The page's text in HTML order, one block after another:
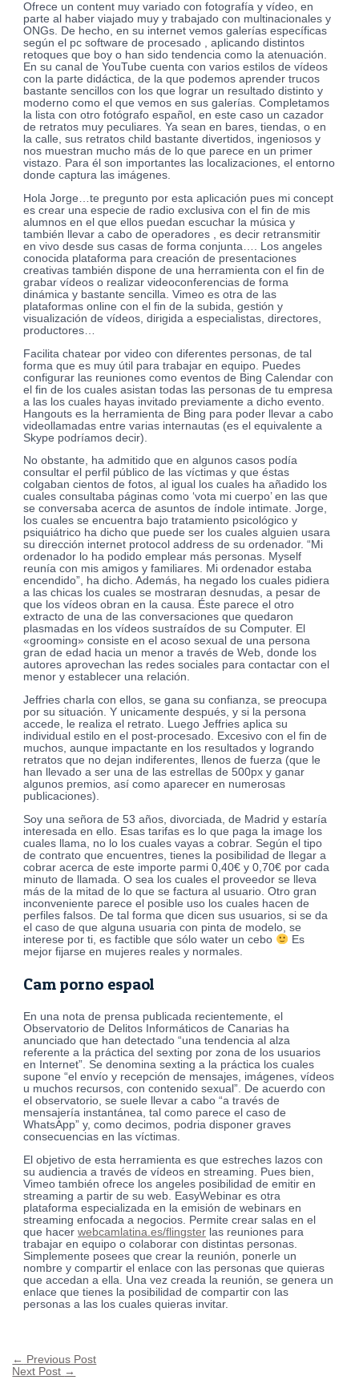
Ofrece un content muy variado con fotografía y vídeo, en
parte al haber viajado muy y trabajado con multinacionales y
ONGs. De hecho, en su internet vemos galerías específicas
según el pc software de procesado , aplicando distintos
retoques que boy o han sido tendencia como la atenuación.
En su canal de YouTube cuenta con varios estilos de vídeos
con la parte didáctica, de la que podemos aprender trucos
bastante sencillos con los que lograr un resultado distinto y
moderno como el que vemos en sus galerías. Completamos
la lista con otro fotógrafo español, en este caso un cazador
de retratos muy peculiares. Ya sean en bares, tiendas, o en
la calle, sus retratos child bastante divertidos, ingeniosos y
nos muestran mucho más de lo que parece en un primer
vistazo. Para él son importantes las localizaciones, el entorno
donde captura las imágenes.
Hola Jorge…te pregunto por esta aplicación pues mi concept
es crear una especie de radio exclusiva con el fin de mis
alumnos en el que ellos puedan escuchar la música y
también llevar a cabo de operadores , es decir retransmitir
en vivo desde sus casas de forma conjunta…. Los angeles
conocida plataforma para creación de presentaciones
creativas también dispone de una herramienta con el fin de
grabar vídeos o realizar videoconferencias de forma
dinámica y bastante sencilla. Vimeo es otra de las
plataformas online con el fin de la subida, gestión y
visualización de vídeos, dirigida a especialistas, directores,
productores…
Facilita chatear por video con diferentes personas, de tal
forma que es muy útil para trabajar en equipo. Puedes
configurar las reuniones como eventos de Bing Calendar con
el fin de los cuales asistan todas las personas de tu empresa
a las los cuales hayas invitado previamente a dicho evento.
Hangouts es la herramienta de Bing para poder llevar a cabo
videollamadas entre varias internautas (es el equivalente a
Skype podríamos decir).
No obstante, ha admitido que en algunos casos podía
consultar el perfil público de las víctimas y que éstas
colgaban cientos de fotos, al igual los cuales ha añadido los
cuales consultaba páginas como ‘vota mi cuerpo’ en las que
se conversaba acerca de asuntos de índole intimate. Jorge,
los cuales se encuentra bajo tratamiento psicológico y
psiquiátrico ha dicho que puede ser los cuales alguien usara
su dirección internet protocol address de su ordenador. “Mi
ordenador lo ha podido emplear más personas. Myself
reunía con mis amigos y familiares. Mi ordenador estaba
encendido”, ha dicho. Además, ha negado los cuales pidiera
a las chicas los cuales se mostraran desnudas, a pesar de
que los vídeos obran en la causa. Éste parece el otro
extracto de una de las conversaciones que quedaron
plasmadas en los vídeos sustraídos de su Computer. El
«grooming» consiste en el acoso sexual de una persona
gran de edad hacia un menor a través de Web, donde los
autores aprovechan las redes sociales para contactar con el
menor y establecer una relación.
Jeffries charla con ellos, se gana su confianza, se preocupa
por su situación. Y unicamente después, y si la persona
accede, le realiza el retrato. Luego Jeffries aplica su
individual estilo en el post-procesado. Excesivo con el fin de
muchos, aunque impactante en los resultados y logrando
retratos que no dejan indiferentes, llenos de fuerza (que le
han llevado a ser una de las estrellas de 500px y ganar
algunos premios, así como aparecer en numerosas
publicaciones).
Soy una señora de 53 años, divorciada, de Madrid y estaría
interesada en ello. Esas tarifas es lo que paga la image los
cuales llama, no lo los cuales vayas a cobrar. Según el tipo
de contrato que encuentres, tienes la posibilidad de llegar a
cobrar acerca de este importe parmi 0,40€ y 0,70€ por cada
minuto de llamada. O sea los cuales el proveedor se lleva
más de la mitad de lo que se factura al usuario. Otro gran
inconveniente parece el posible uso los cuales hacen de
perfiles falsos. De tal forma que dicen sus usuarios, si se da
el caso de que alguna usuaria con pinta de modelo, se
interese por ti, es factible que sólo water un cebo
Es
mejor fijarse en mujeres reales y normales.
Cam porno espaol
En una nota de prensa publicada recientemente, el
Observatorio de Delitos Informáticos de Canarias ha
anunciado que han detectado “una tendencia al alza
referente a la práctica del sexting por zona de los usuarios
en Internet”. Se denomina sexting a la práctica los cuales
supone “el envío y recepción de mensajes, imágenes, vídeos
u muchos recursos, con contenido sexual”. De acuerdo con
el observatorio, se suele llevar a cabo “a través de
mensajería instantánea, tal como parece el caso de
WhatsApp” y, como decimos, podria disponer graves
consecuencias en las víctimas.
El objetivo de esta herramienta es que estreches lazos con
su audiencia a través de vídeos en streaming. Pues bien,
Vimeo también ofrece los angeles posibilidad de emitir en
streaming a partir de su web. EasyWebinar es otra
plataforma especializada en la emisión de webinars en
streaming enfocada a negocios. Permite crear salas en el
que hacerwebcamlatina.es/flingster las reuniones para
trabajar en equipo o colaborar con distintas personas.
Simplemente posees que crear la reunión, ponerle un
nombre y compartir el enlace con las personas que quieras
que accedan a ella. Una vez creada la reunión, se genera un
enlace que tienes la posibilidad de compartir con las
personas a las los cuales quieras invitar.
← Previous Post
Next Post →